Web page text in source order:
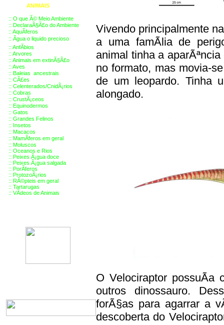
ANIMAIS
:: O que Ã© Meio Ambiente
:: DeclaraÃ§Ã£o do Ambiente
:: AquÃ­feros
:: Ãgua o liquido precioso
:: AnfÃ­bios
:: Arvores
:: Animais em extinÃ§Ã£o
:: Aves
:: Baleias ancestrais
:: CÃ£es
:: Celenterados/CnidÃ¡rios
:: Cobras
:: CrustÃ¡ceos
:: Equinodermos
:: Gatos
:: Grandes Felinos
:: Insetos
:: Macacos
:: MamÃ­feros em geral
:: Moluscos
:: Oceanos e Rios
:: Peixes Ã¡gua doce
:: Peixes Ã¡gua salgada
:: PorÃ­feros
:: ProtozoÃ¡rios
:: RÃ©pteis em geral
:: Tartarugas
:: VÃ­deos de Animais
Vivendo principalmente
a uma famÃ­lia de
animal tinha a
no formato, mas movia-
de um leopardo. Tinha
alongado.
O Velociraptor possuÃ­a
outros dinossauro.
forÃ§as para agarrar a
descoberta do